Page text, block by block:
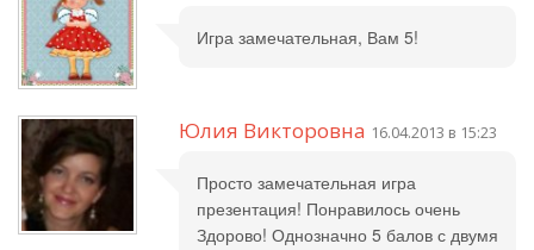
Игра замечательная, Вам 5!
Юлия Викторовна 16.04.2013 в 15:23
Просто замечательная игра
презентация! Понравилось очень
Здорово! Однозначно 5 балов с двумя